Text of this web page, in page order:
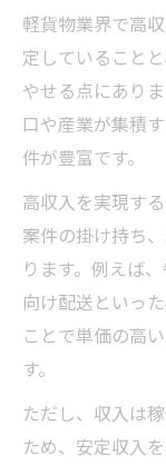
軽貨物
軽貨物
秘訣
地域に密着
軽貨物
軽貨物
軽貨物
軽貨物
軽貨
軽貨物業界で高
定していること
やせる点にあり
口や産業が集積
件が豊富です。
高収入を実現す
案件の掛け持ち
ります。例えば
向け配送といっ
ことで単価の高
す。
ただし、収入は
ため、安定収入